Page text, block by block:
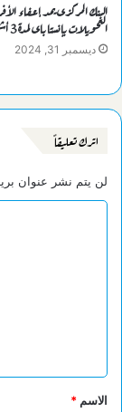
البنك المركزى يمد إعفاء
التحويلات بإنستا باى لمدة 3 أشهر
ديسمبر 31, 2024
اترك تعليقاً
لن يتم نشر عنوان
ق
*
الاسم *